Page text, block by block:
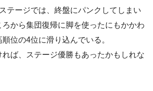
テージでは、終盤にパンクしてしまい
から集団復帰に脚を使ったにもかかわ
位の4位に滑り込んでいる。
れば、ステージ優勝もあったかもしれな